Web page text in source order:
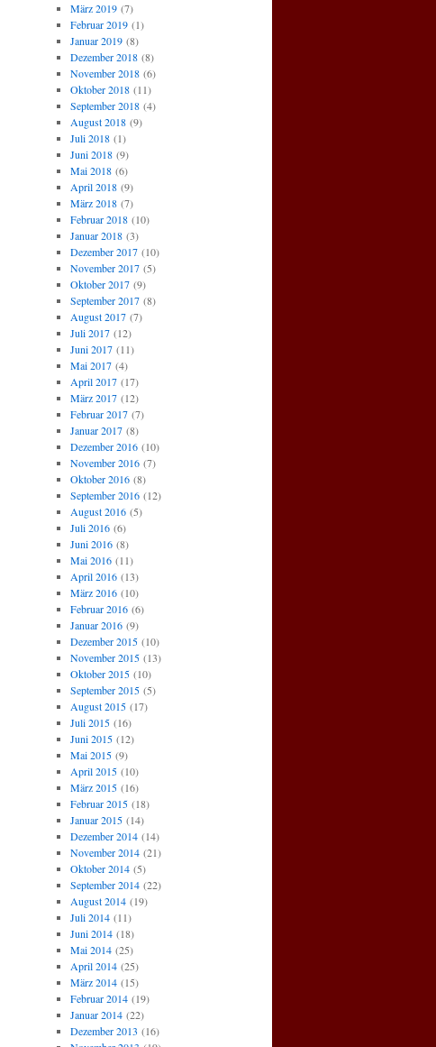
März 2019(7)
Februar 2019(1)
Januar 2019(8)
Dezember 2018(8)
November 2018(6)
Oktober 2018(11)
September 2018(4)
August 2018(9)
Juli 2018(1)
Juni 2018(9)
Mai 2018(6)
April 2018(9)
März 2018(7)
Februar 2018(10)
Januar 2018(3)
Dezember 2017(10)
November 2017(5)
Oktober 2017(9)
September 2017(8)
August 2017(7)
Juli 2017(12)
Juni 2017(11)
Mai 2017(4)
April 2017(17)
März 2017(12)
Februar 2017(7)
Januar 2017(8)
Dezember 2016(10)
November 2016(7)
Oktober 2016(8)
September 2016(12)
August 2016(5)
Juli 2016(6)
Juni 2016(8)
Mai 2016(11)
April 2016(13)
März 2016(10)
Februar 2016(6)
Januar 2016(9)
Dezember 2015(10)
November 2015(13)
Oktober 2015(10)
September 2015(5)
August 2015(17)
Juli 2015(16)
Juni 2015(12)
Mai 2015(9)
April 2015(10)
März 2015(16)
Februar 2015(18)
Januar 2015(14)
Dezember 2014(14)
November 2014(21)
Oktober 2014(5)
September 2014(22)
August 2014(19)
Juli 2014(11)
Juni 2014(18)
Mai 2014(25)
April 2014(25)
März 2014(15)
Februar 2014(19)
Januar 2014(22)
Dezember 2013 (16)